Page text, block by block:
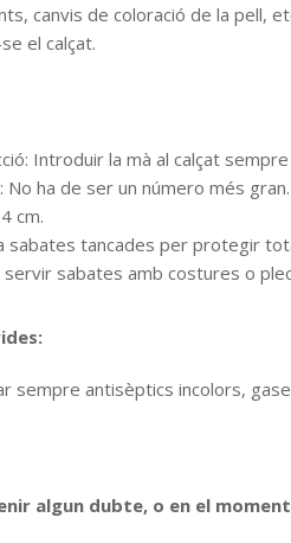
canvis de coloració de la pell,
el calçat.
Introduir la mà al calçat
No ha de ser un número més
cm.
sabates tancades per protegir
sabates amb costures o
sempre antisèptics incolors,
algun dubte, o en el